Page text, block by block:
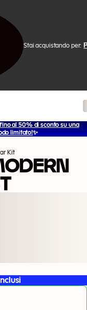
Stai acquistando per:
al 50% di sconto su una
limitato!✨
1/2
Kit